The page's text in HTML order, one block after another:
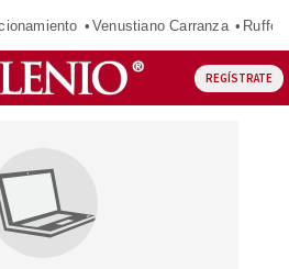
Venustiano Carranza Ruffo
REGÍSTRATE